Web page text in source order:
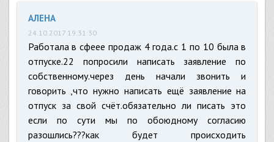
АЛЕНА
24.10.2017 19:31:30
Работала в сфеее продаж 4 года.с 1 по 10 была в
отпуске.22 попросили написать заявление по
собственному.через день начали звонить и
говорить ,что нужно написать ещё заявление на
отпуск за свой счёт.обязательно ли писать это
если по сути мы по обоюдному согласию
разошлись???как будет происходить